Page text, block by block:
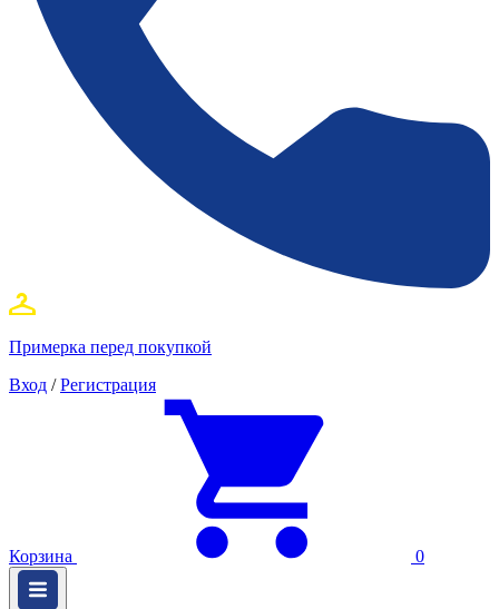
Примерка перед покупкой
Вход / Регистрация
Корзина 0